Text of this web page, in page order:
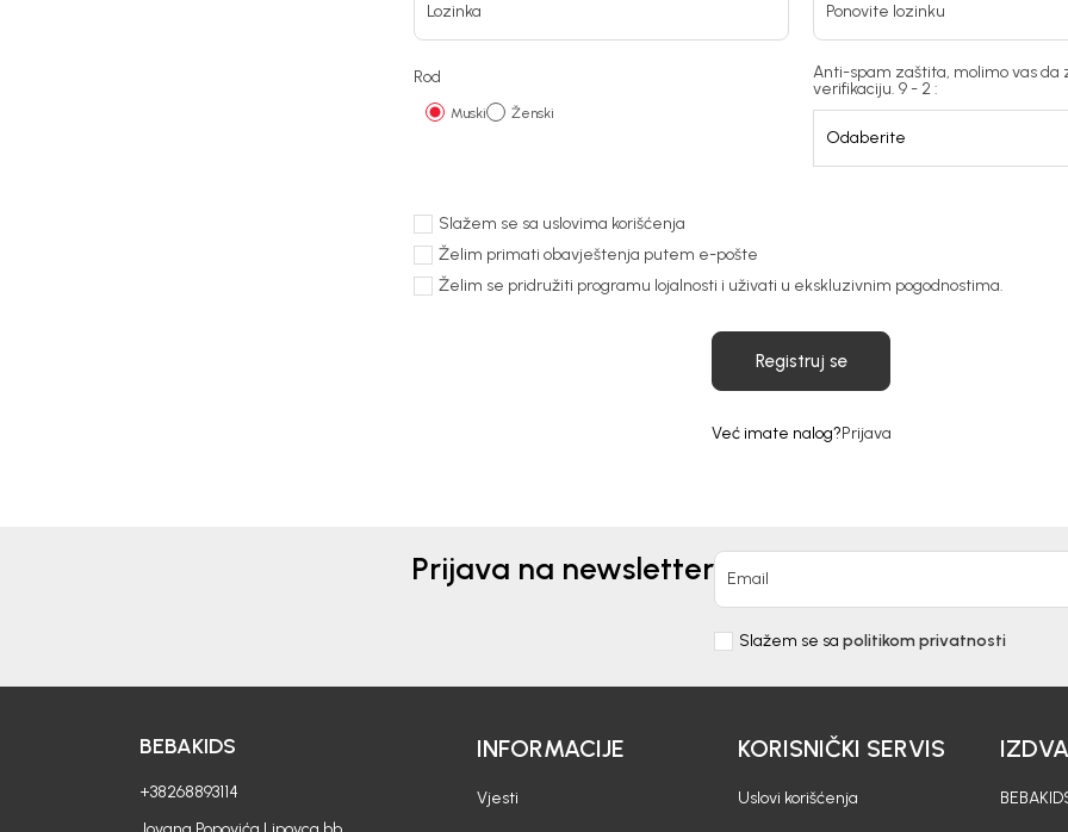
Lozinka Ponovite lozinku
Rod
Muski Ženski
Anti-spam zaštita, molimo vas da
verifikaciju. 9 - 2 :
Slažem se sa uslovima korišćenja
Želim primati obavještenja putem e-pošte
Želim se pridružiti programu lojalnosti i uživati ​​u ekskluzivnim pogodnostima.
Registruj se
Već imate nalog?Prijava
Prijava na newsletter Email
Slažem se sa politikom privatnosti
BEBAKIDS
+38268893114
INFORMACIJE
Vjesti
KORISNIČKI SERVIS
Uslovi korišćenja